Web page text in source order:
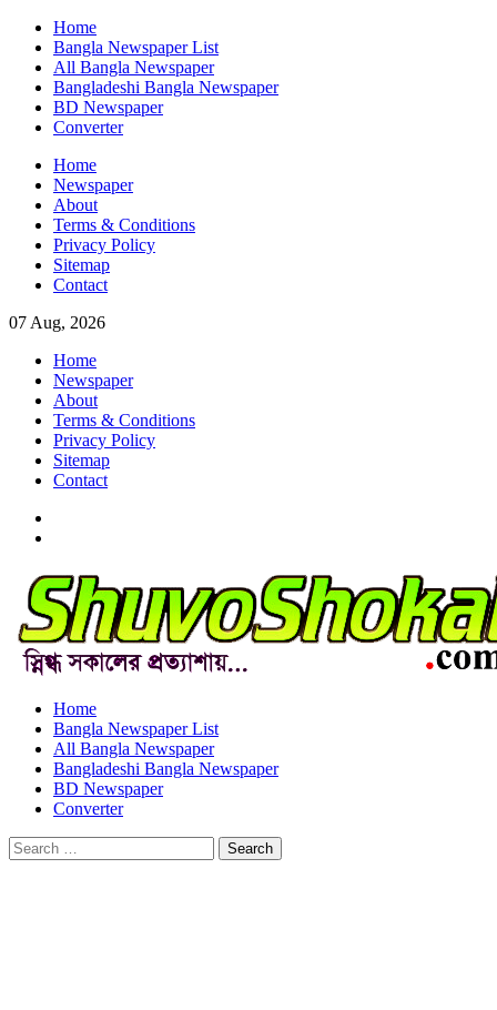
Skip
content
Home
Bangla Newspaper List
All Bangla Newspaper
Bangladeshi Bangla Newspaper
BD Newspaper
Converter
Home
Newspaper
About
Terms & Conditions
Privacy Policy
Sitemap
Contact
07 Aug, 2026
Home
Newspaper
About
Terms & Conditions
Privacy Policy
Sitemap
Contact
Home
Bangla Newspaper List
All Bangla Newspaper
Bangladeshi Bangla Newspaper
BD Newspaper
Converter
Search
for: